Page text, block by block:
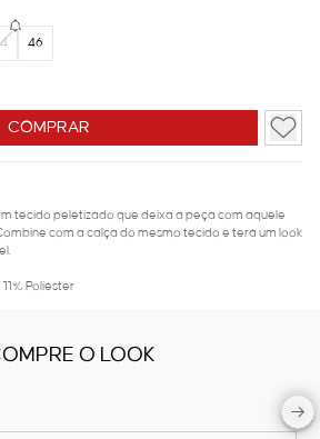
COMPRAR
46
tecido peletizado que deixa a peça com aquele
com a calça do mesmo tecido e terá um look
Poliéster
O LOOK